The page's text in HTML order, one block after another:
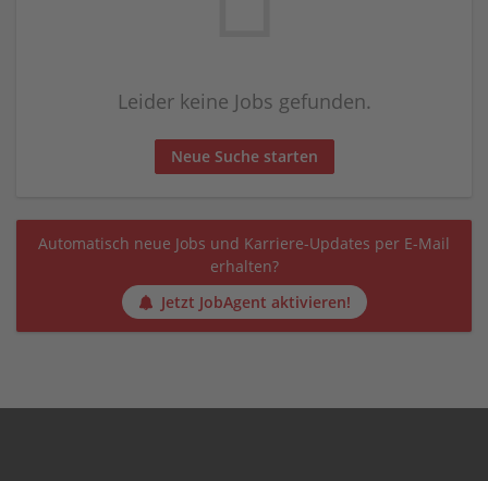
Leider keine Jobs gefunden.
Neue Suche starten
Automatisch neue Jobs und Karriere-Updates per E-Mail
erhalten?
Jetzt JobAgent aktivieren!